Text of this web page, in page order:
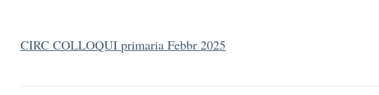
CIRC COLLOQUI primaria Febbr 2025